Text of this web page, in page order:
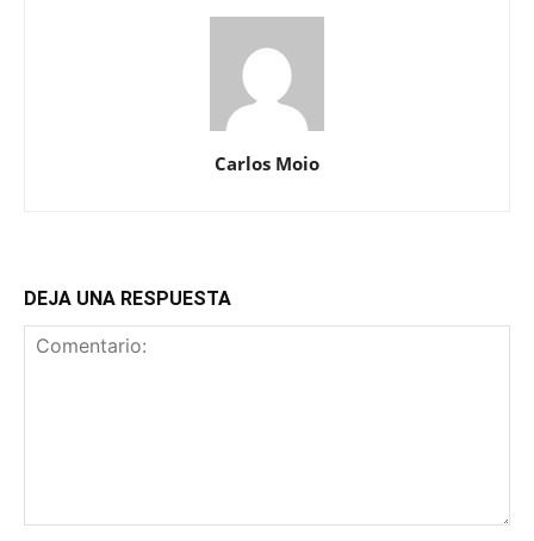
Carlos Moio
DEJA UNA RESPUESTA